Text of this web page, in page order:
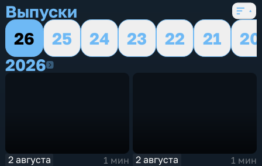
Выпуски
26
25 24 23 22 21
20
20262026
2 августа
1 мин
2 августа
1 мин